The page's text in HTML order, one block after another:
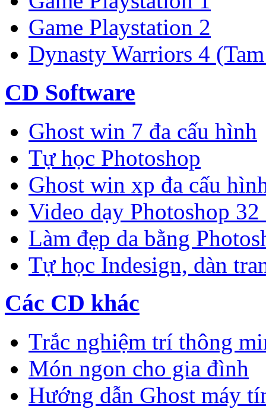
Game Playstation 2
Dynasty Warriors 4
CD Software
Ghost win 7 đa cấu hình
Tự học Photoshop
Ghost win xp đa cấu
Video dạy Photoshop
Làm đẹp da bằng
Tự học Indesign, dàn
Các CD khác
Trắc nghiệm trí thông
Món ngon cho gia đình
Hướng dẫn Ghost máy